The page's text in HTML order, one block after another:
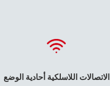
الاتصالات اللاسلكية أحادية الوضع